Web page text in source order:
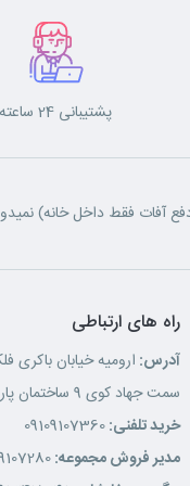
پشتیبانی 24 ساعته
آفات فقط داخل خانه)
راه های ارتباطی
آدرس: ارومیه خیابان باکری
سمت جهاد کوی 9 ساختمان پارلا 1-
خرید تلفنی:09109107360
مدیر فروش مجموعه: